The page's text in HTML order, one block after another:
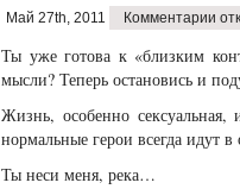
Май 27th, 2011 Комментарии
Ты уже готова к «близким
мысли? Теперь остановись и
Жизнь, особенно
нормальные герои всегда идут
Ты неси меня, река…